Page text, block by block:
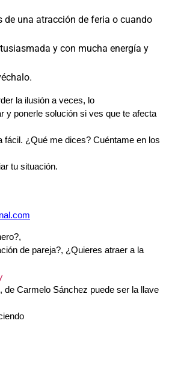
de una atracción de feria o cuando
y con mucha energía y
la ilusión a veces, lo
y ponerle solución si ves que te afecta
fácil. ¿Qué me dices? Cuéntame en los
tu situación.
de pareja?, ¿Quieres atraer a la
de Carmelo Sánchez puede ser la llave